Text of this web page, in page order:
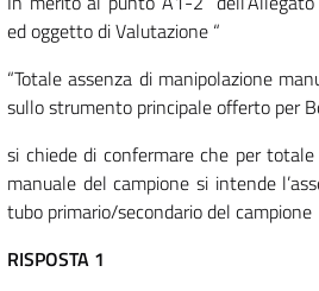
ed oggetto di Valutazione “
“Totale assenza di manipolazione
sullo strumento principale offerto per
si chiede di confermare che per
manuale del campione si intende
tubo primario/secondario del campione
RISPOSTA 1